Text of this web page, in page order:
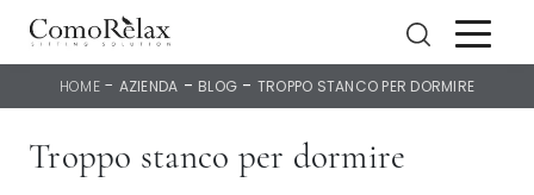
HOME- AZIENDA - BLOG - TROPPO STANCO PER DORMIRE
Troppo stanco per dormire